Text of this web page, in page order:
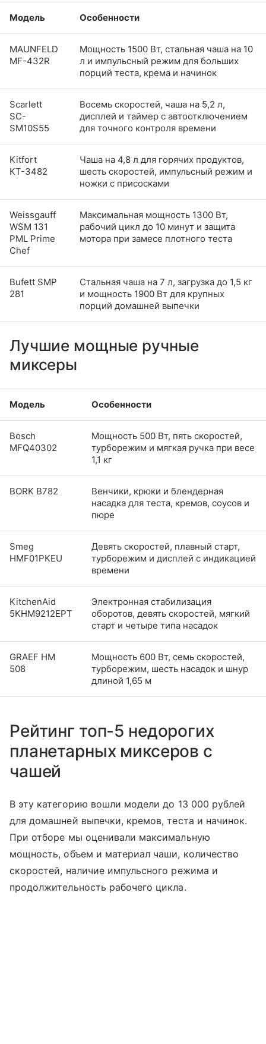
Модель Особенности
MAUNFELD
MF-432R
Мощность 1500 Вт, стальная чаша на 10
л и импульсный режим для больших
порций теста, крема и начинок
Scarlett
SC-
SM10S55
Восемь скоростей, чаша на 5,2 л,
дисплей и таймер с автоотключением
для точного контроля времени
Kitfort
КТ-3482
Чаша на 4,8 л для горячих продуктов,
шесть скоростей, импульсный режим и
ножки с присосками
Weissgauff
WSM 131
PML Prime
Chef
Максимальная мощность 1300 Вт,
рабочий цикл до 10 минут и защита
мотора при замесе плотного теста
Bufett SMP
281
Стальная чаша на 7 л, загрузка до 1,5 кг
и мощность 1900 Вт для крупных
порций домашней выпечки
Лучшие мощные ручные
миксеры
Модель Особенности
Bosch
MFQ40302
Мощность 500 Вт, пять скоростей,
турборежим и мягкая ручка при весе
1,1 кг
BORK B782
Венчики, крюки и блендерная
насадка для теста, кремов, соусов и
пюре
Smeg
HMF01PKEU
Девять скоростей, плавный старт,
турборежим и дисплей с индикацией
времени
KitchenAid
5KHM9212EPT
Электронная стабилизация
оборотов, девять скоростей, мягкий
старт и четыре типа насадок
GRAEF HM
508
Мощность 600 Вт, семь скоростей,
турборежим, шесть насадок и шнур
длиной 1,65 м
Рейтинг топ-5 недорогих
планетарных миксеров с
чашей
В эту категорию вошли модели до 13 000 рублей
для домашней выпечки, кремов, теста и начинок.
При отборе мы оценивали максимальную
мощность, объем и материал чаши, количество
скоростей, наличие импульсного режима и
продолжительность рабочего цикла.